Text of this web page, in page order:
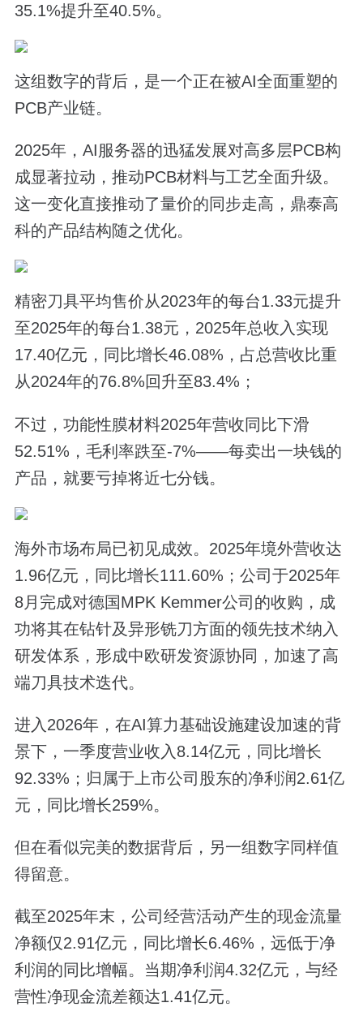
35.1%提升至40.5%。
这组数字的背后，是一个正在被AI全面重塑的
PCB产业链。
2025年，AI服务器的迅猛发展对高多层PCB构
成显著拉动，推动PCB材料与工艺全面升级。
这一变化直接推动了量价的同步走高，鼎泰高
科的产品结构随之优化。
精密刀具平均售价从2023年的每台1.33元提升
至2025年的每台1.38元，2025年总收入实现
17.40亿元，同比增长46.08%，占总营收比重
从2024年的76.8%回升至83.4%；
不过，功能性膜材料2025年营收同比下滑
52.51%，毛利率跌至-7%——每卖出一块钱的
产品，就要亏掉将近七分钱。
海外市场布局已初见成效。2025年境外营收达
1.96亿元，同比增长111.60%；公司于2025年
8月完成对德国MPK Kemmer公司的收购，成
功将其在钻针及异形铣刀方面的领先技术纳入
研发体系，形成中欧研发资源协同，加速了高
端刀具技术迭代。
进入2026年，在AI算力基础设施建设加速的背
景下，一季度营业收入8.14亿元，同比增长
92.33%；归属于上市公司股东的净利润2.61亿
元，同比增长259%。
但在看似完美的数据背后，另一组数字同样值
得留意。
截至2025年末，公司经营活动产生的现金流量
净额仅2.91亿元，同比增长6.46%，远低于净
利润的同比增幅。当期净利润4.32亿元，与经
营性净现金流差额达1.41亿元。